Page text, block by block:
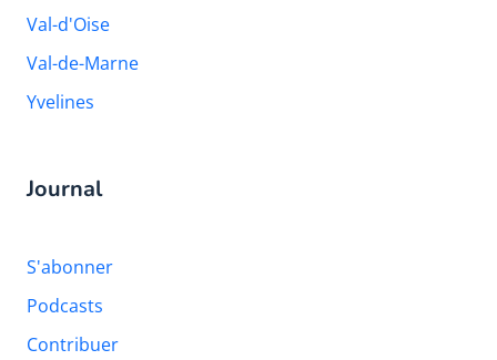
Val-d'Oise
Val-de-Marne
Yvelines
Journal
S'abonner
Podcasts
Contribuer